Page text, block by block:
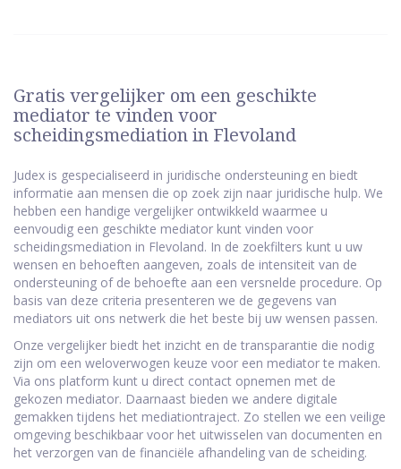
Gratis vergelijker om een geschikte
mediator te vinden voor
scheidingsmediation in Flevoland
Judex is gespecialiseerd in juridische ondersteuning en biedt
informatie aan mensen die op zoek zijn naar juridische hulp. We
hebben een handige vergelijker ontwikkeld waarmee u
eenvoudig een geschikte mediator kunt vinden voor
scheidingsmediation in Flevoland. In de zoekfilters kunt u uw
wensen en behoeften aangeven, zoals de intensiteit van de
ondersteuning of de behoefte aan een versnelde procedure. Op
basis van deze criteria presenteren we de gegevens van
mediators uit ons netwerk die het beste bij uw wensen passen.
Onze vergelijker biedt het inzicht en de transparantie die nodig
zijn om een weloverwogen keuze voor een mediator te maken.
Via ons platform kunt u direct contact opnemen met de
gekozen mediator. Daarnaast bieden we andere digitale
gemakken tijdens het mediationtraject. Zo stellen we een veilige
omgeving beschikbaar voor het uitwisselen van documenten en
het verzorgen van de financiële afhandeling van de scheiding.